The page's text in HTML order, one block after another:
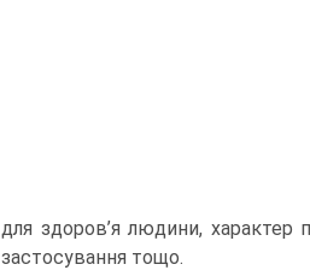
для здоров’я людини, характер
застосування тощо.